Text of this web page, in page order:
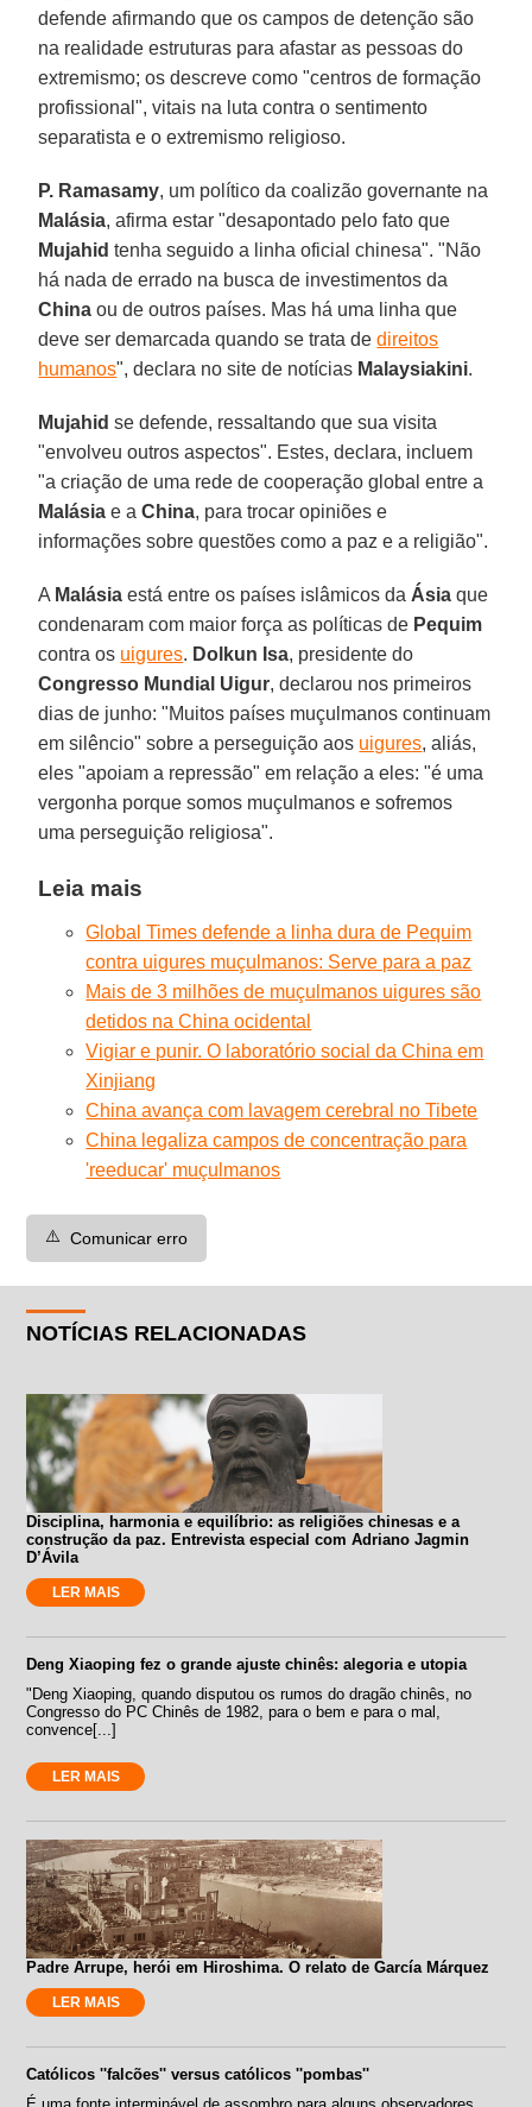
defende afirmando que os campos de detenção são
na realidade estruturas para afastar as pessoas do
extremismo; os descreve como "centros de formação
profissional", vitais na luta contra o sentimento
separatista e o extremismo religioso.
P. Ramasamy, um político da coalizão governante na
Malásia, afirma estar "desapontado pelo fato que
Mujahid tenha seguido a linha oficial chinesa". "Não
há nada de errado na busca de investimentos da
China ou de outros países. Mas há uma linha que
deve ser demarcada quando se trata dedireitos
humanos", declara no site de notícias Malaysiakini.
Mujahid se defende, ressaltando que sua visita
"envolveu outros aspectos". Estes, declara, incluem
"a criação de uma rede de cooperação global entre a
Malásia e aChina, para trocar opiniões e
informações sobre questões como a paz e a religião".
A Malásia está entre os países islâmicos da Ásia que
condenaram com maior força as políticas de Pequim
contra os uigures. Dolkun Isa, presidente do
Congresso Mundial Uigur, declarou nos primeiros
dias de junho: "Muitos países muçulmanos continuam
em silêncio" sobre a perseguição aos uigures, aliás,
eles "apoiam a repressão" em relação a eles: "é uma
vergonha porque somos muçulmanos e sofremos
uma perseguição religiosa".
Leia mais
Global Times defende a linha dura de Pequim
contra uigures muçulmanos: Serve para a paz
Mais de 3 milhões de muçulmanos uigures são
detidos na China ocidental
Vigiar e punir. O laboratório social da China em
Xinjiang
China avança com lavagem cerebral no Tibete
China legaliza campos de concentração para
'reeducar' muçulmanos
⚠️ Comunicar erro
NOTÍCIAS RELACIONADAS
Disciplina, harmonia e equilíbrio: as religiões chinesas e a
construção da paz. Entrevista especial com Adriano Jagmin
D’Ávila
LER MAIS
Deng Xiaoping fez o grande ajuste chinês: alegoria e utopia
"Deng Xiaoping, quando disputou os rumos do dragão chinês, no
Congresso do PC Chinês de 1982, para o bem e para o mal,
convence[...]
LER MAIS
Padre Arrupe, herói em Hiroshima. O relato de García Márquez
LER MAIS
Católicos ''falcões'' versus católicos ''pombas''